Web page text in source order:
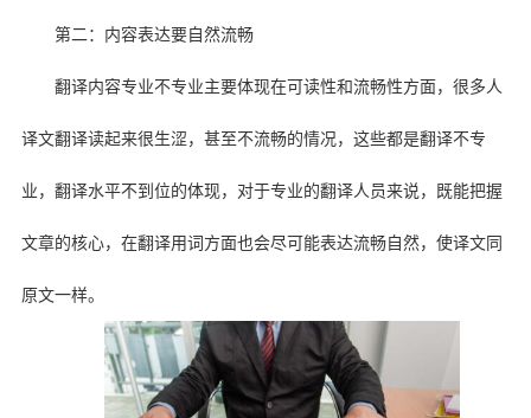
第二：内容表达要自然流畅
翻译内容专业不专业主要体现在可读性和流畅性方面，很多人
译文翻译读起来很生涩，甚至不流畅的情况，这些都是翻译不专
业，翻译水平不到位的体现，对于专业的翻译人员来说，既能把握
文章的核心，在翻译用词方面也会尽可能表达流畅自然，使译文同
原文一样。